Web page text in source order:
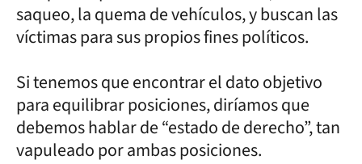
saqueo, la quema de vehículos, y buscan las
víctimas para sus propios fines políticos.
Si tenemos que encontrar el dato objetivo
para equilibrar posiciones, diríamos que
debemos hablar de “estado de derecho”, tan
vapuleado por ambas posiciones.